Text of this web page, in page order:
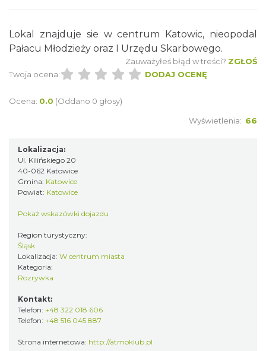
Lokal znajduje sie w centrum Katowic, nieopodal
Pałacu Młodzieży oraz I Urzędu Skarbowego.
Zauważyłeś błąd w treści? ZGŁOŚ
Twoja ocena:
DODAJ OCENĘ
Ocena: 0.0 (Oddano 0 głosy)
Wyświetlenia: 66
Lokalizacja:
Ul. Kilińskiego 20
40-062 Katowice
Gmina: Katowice
Powiat: Katowice
Pokaż wskazówki dojazdu
Region turystyczny:
Śląsk
Lokalizacja: W centrum miasta
Kategoria:
Rozrywka
Kontakt:
Telefon: +48 322 018 606
Telefon: +48 516 045 887
Strona internetowa: http://atmoklub.pl